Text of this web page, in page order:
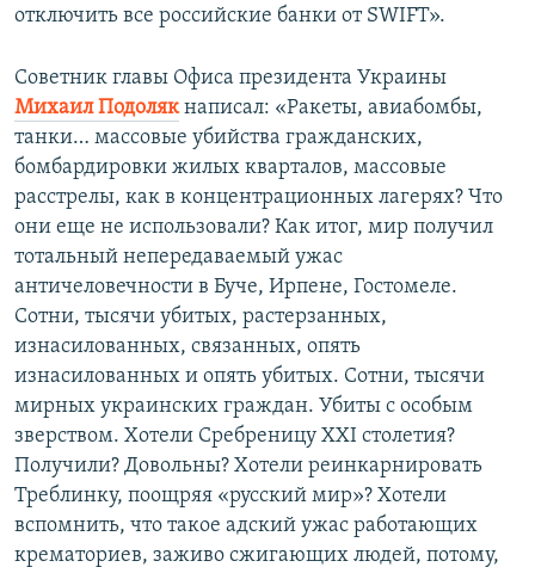
отключить все российские банки от SWIFT».
Советник главы Офиса президента Украины
Михаил Подолякнаписал: «Ракеты, авиабомбы,
танки… массовые убийства гражданских,
бомбардировки жилых кварталов, массовые
расстрелы, как в концентрационных лагерях? Что
они еще не использовали? Как итог, мир получил
тотальный непередаваемый ужас
античеловечности в Буче, Ирпене, Гостомеле.
Сотни, тысячи убитых, растерзанных,
изнасилованных, связанных, опять
изнасилованных и опять убитых. Сотни, тысячи
мирных украинских граждан. Убиты с особым
зверством. Хотели Сребреницу XXI столетия?
Получили? Довольны? Хотели реинкарнировать
Треблинку, поощряя «русский мир»? Хотели
вспомнить, что такое адский ужас работающих
крематориев, заживо сжигающих людей, потому,